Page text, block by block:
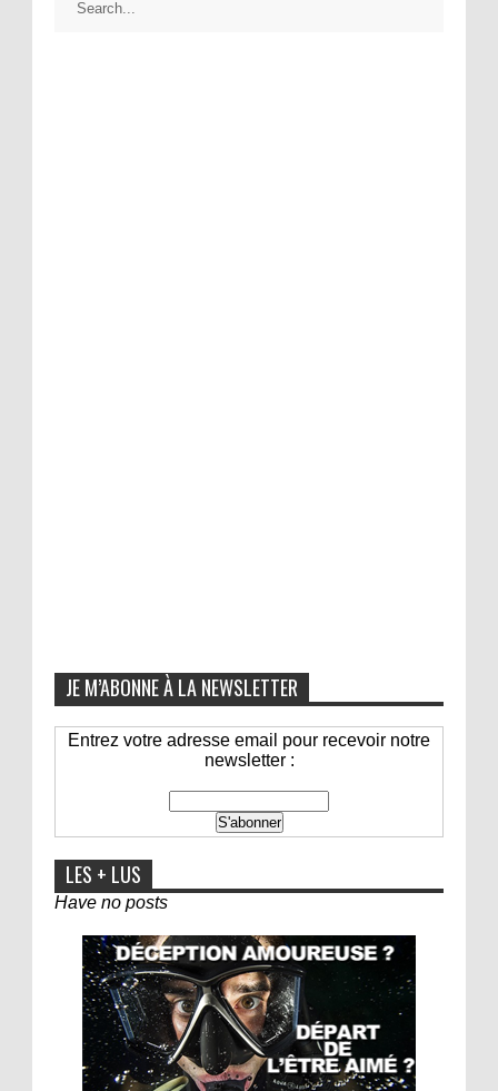
JE M’ABONNE À LA NEWSLETTER
Entrez votre adresse email pour recevoir notre
newsletter :
LES + LUS
Have no posts